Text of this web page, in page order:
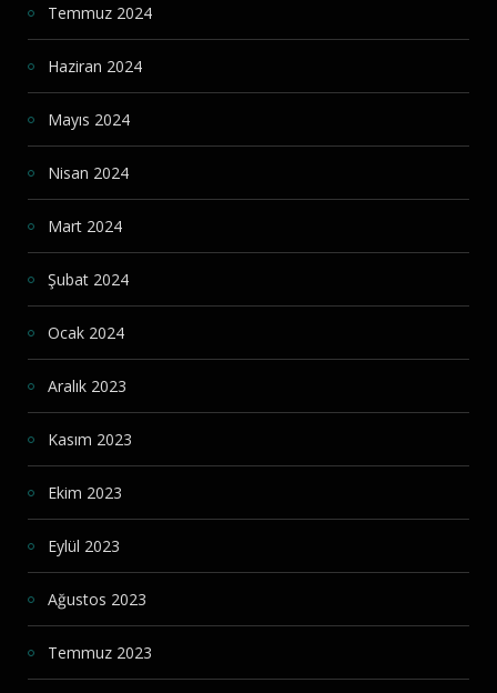
Temmuz 2024
Haziran 2024
Mayıs 2024
Nisan 2024
Mart 2024
Şubat 2024
Ocak 2024
Aralık 2023
Kasım 2023
Ekim 2023
Eylül 2023
Ağustos 2023
Temmuz 2023